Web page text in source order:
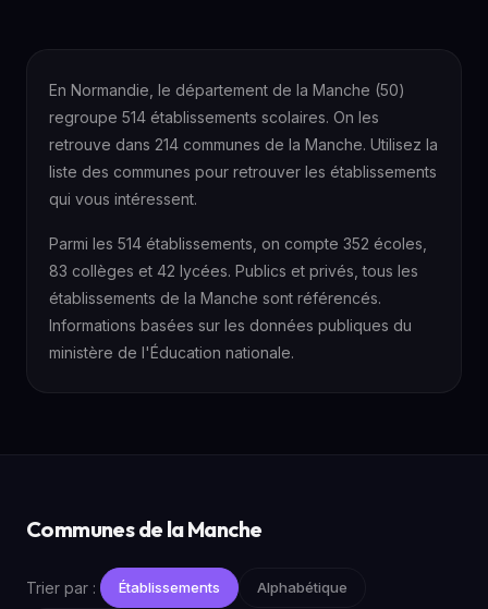
En Normandie, le département de la Manche (50)
regroupe 514 établissements scolaires. On les
retrouve dans 214 communes de la Manche. Utilisez la
liste des communes pour retrouver les établissements
qui vous intéressent.
Parmi les 514 établissements, on compte 352 écoles,
83 collèges et 42 lycées. Publics et privés, tous les
établissements de la Manche sont référencés.
Informations basées sur les données publiques du
ministère de l'Éducation nationale.
Communes de la Manche
Trier par : Établissements Alphabétique